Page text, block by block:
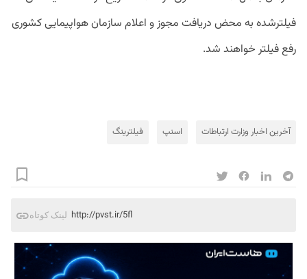
فیلترشده به محض دریافت مجوزو اعلام سازمانهواپیماییکشوری
رفعفیلتر خواهند شد.
آخرین اخبار وزارت ارتباطات اسنپ فیلترینگ
لینک کوتاه http://pvst.ir/5fl